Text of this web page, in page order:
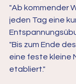
"Ab kommender
jeden Tag eine
"Bis zum Ende
eine feste kleine
etabliert."